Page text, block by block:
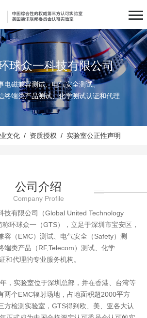
球众一科技有限公司
电磁兼容测试、电气安全测试、
终端类产品测试、化学测试认证和代理
文化 / 资质授权 / 实验室公正性声明
公司介绍
Company Profile
技有限公司（Global United Technology
环球众一（GTS），立足于深圳市宝安区，
容（EMC）测试、电气安全（Safety）测
端类产品（RF,Telecom）测试、化学
和代理的专业服务机构。
，实验室位于深圳总部，并在香港、台湾等
两个EMC辐射场地，占地面积超2000平方
方检测实验室，GTS得到欧、美、亚各大认